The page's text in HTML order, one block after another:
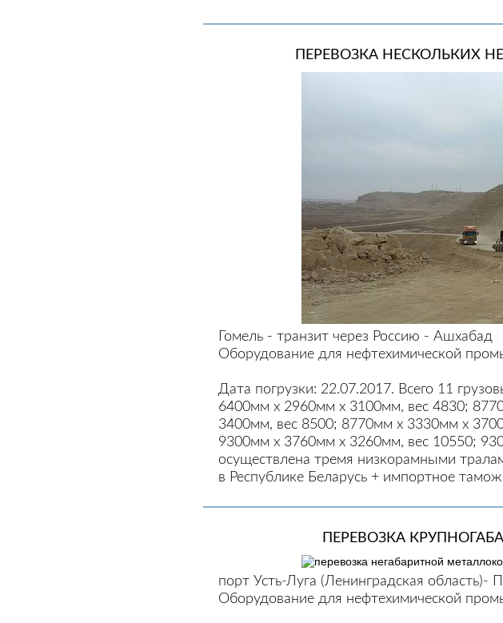
ПЕРЕВОЗКА НЕСКОЛЬКИХ
Гомель - транзит через Россию - Ашхабад
Оборудование для нефтехимической
Дата погрузки: 22.07.2017. Всего 11
6400мм х 2960мм х 3100мм, вес 4830;
3400мм, вес 8500; 8770мм х 3330мм х
9300мм х 3760мм х 3260мм, вес 10550;
осуществлена тремя низкорамными
в Республике Беларусь + импортное
ПЕРЕВОЗКА
порт Усть-Луга (Ленинградская область)-
Оборудование для нефтехимической